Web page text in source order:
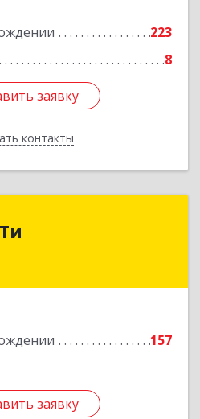
223
8
заявку
контакты
заявку
Назад
157
заявку
обл, Приозерский р-н,
Подробнее
заявку